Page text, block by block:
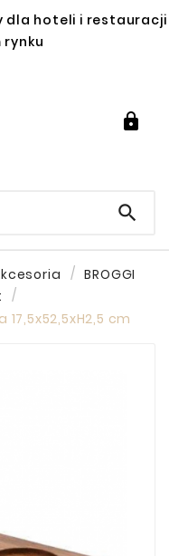
dla hoteli i restauracji
rynku


BROGGI
cm